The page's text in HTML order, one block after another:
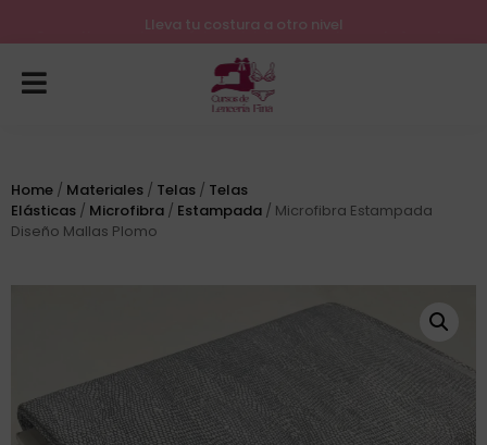
Lleva tu costura a otro nivel
Home / Materiales / Telas / Telas
Elásticas / Microfibra / Estampada / Microfibra Estampada
Diseño Mallas Plomo